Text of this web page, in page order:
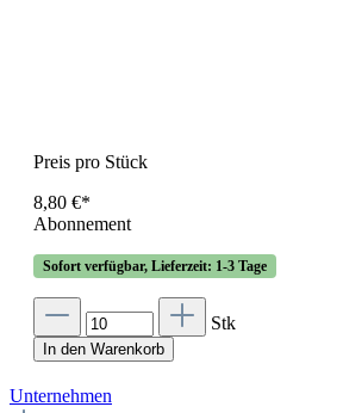
Preis pro Stück
8,80 €*
Abonnement
Sofort verfügbar, Lieferzeit: 1-3 Tage
Stk
In den Warenkorb
Unternehmen